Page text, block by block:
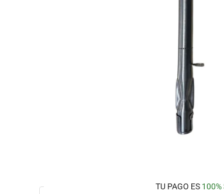
TU PAGO ES 100%